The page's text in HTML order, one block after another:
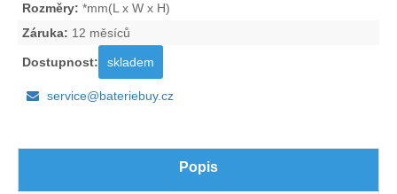
Rozměry: *mm(L x W x H)
Záruka: 12 měsíců
Dostupnost: skladem
service@bateriebuy.cz
Popis